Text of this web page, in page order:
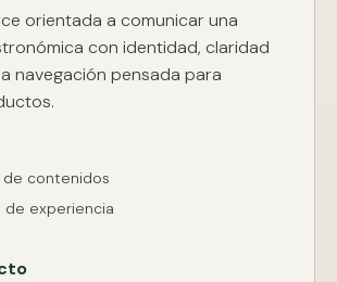
orientada a comunicar una
con identidad, claridad
navegación pensada para
de contenidos
de experiencia